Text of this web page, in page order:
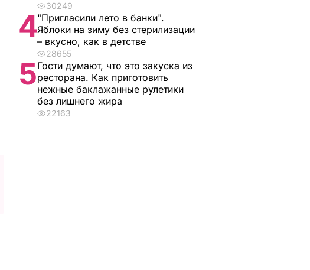
30249
4"Пригласили лето в банки".
Яблоки на зиму без стерилизации
– вкусно, как в детстве
28655
5Гости думают, что это закуска из
ресторана. Как приготовить
нежные баклажанные рулетики
без лишнего жира
22163